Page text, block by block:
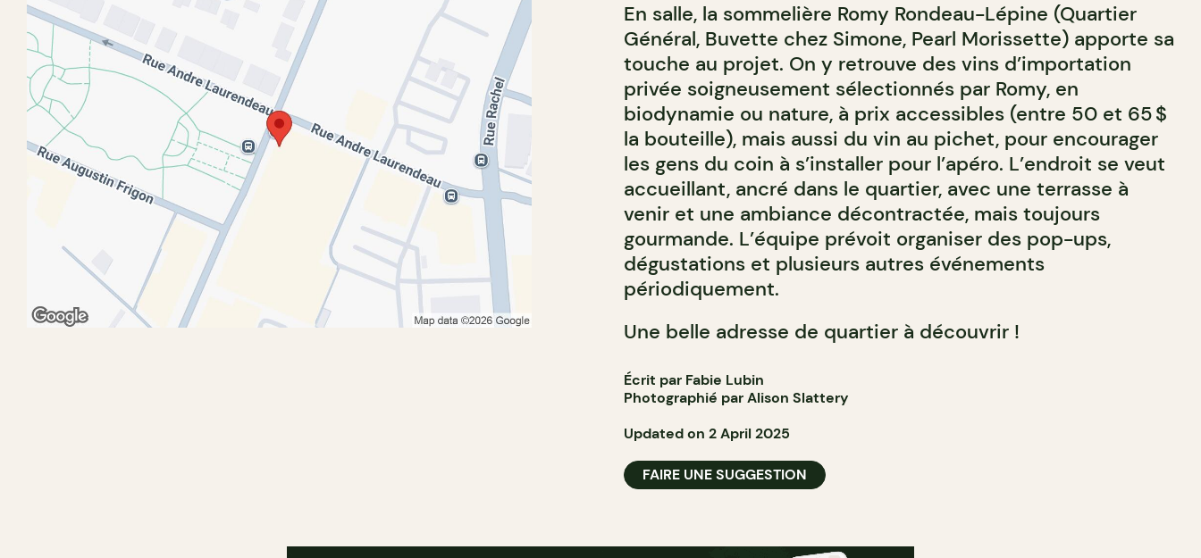
En salle, la sommelière Romy Rondeau-Lépine (Quartier
Général, Buvette chez Simone, Pearl Morissette) apporte sa
touche au projet. On y retrouve des vins d’importation
privée soigneusement sélectionnés par Romy, en
biodynamie ou nature, à prix accessibles (entre 50 et 65 $
la bouteille), mais aussi du vin au pichet, pour encourager
les gens du coin à s’installer pour l’apéro. L’endroit se veut
accueillant, ancré dans le quartier, avec une terrasse à
venir et une ambiance décontractée, mais toujours
gourmande. L’équipe prévoit organiser des pop-ups,
dégustations et plusieurs autres événements
périodiquement.
Une belle adresse de quartier à découvrir !
Écrit par Fabie Lubin
Photographié par Alison Slattery
Updated on 2 April 2025
FAIRE UNE SUGGESTION